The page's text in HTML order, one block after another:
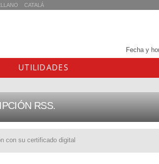
Fecha y
con su certificado digital
UTILIDADES
RSS.